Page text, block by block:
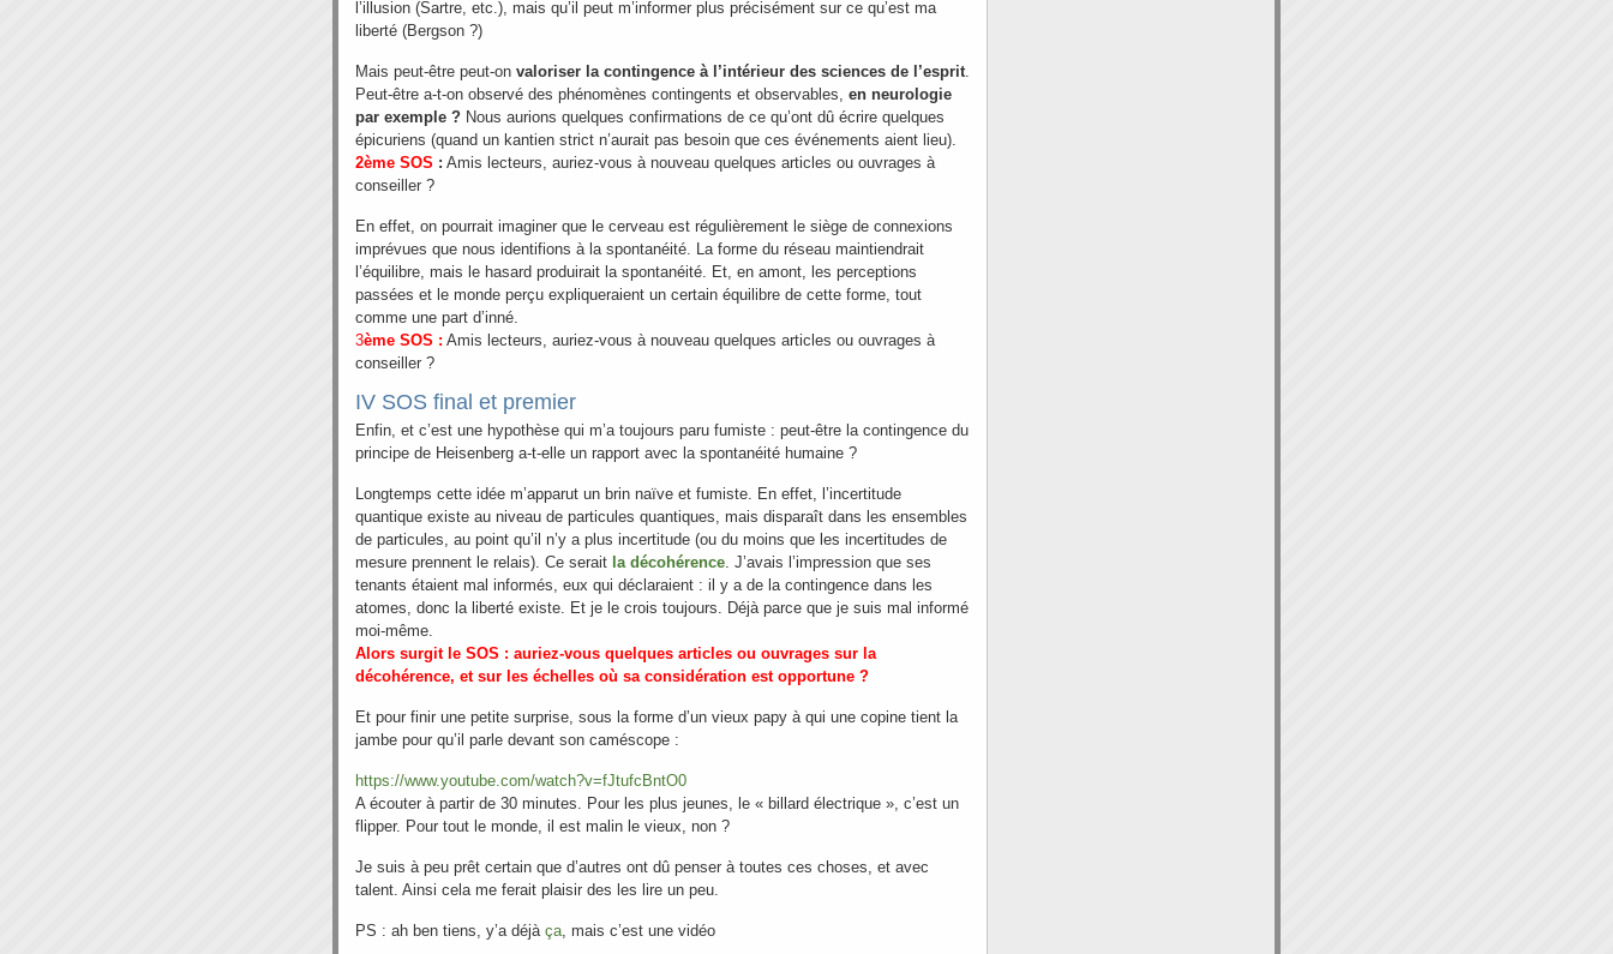
l’illusion (Sartre, etc.), mais qu’il peut m’informer plus précisément sur ce qu’est ma
liberté (Bergson ?)
Mais peut-être peut-on valoriser la contingence à l’intérieur des sciences de l’esprit.
Peut-être a-t-on observé des phénomènes contingents et observables, en neurologie
par exemple ? Nous aurions quelques confirmations de ce qu’ont dû écrire quelques
épicuriens (quand un kantien strict n’aurait pas besoin que ces événements aient lieu).
2ème SOS : Amis lecteurs, auriez-vous à nouveau quelques articles ou ouvrages à
conseiller ?
En effet, on pourrait imaginer que le cerveau est régulièrement le siège de connexions
imprévues que nous identifions à la spontanéité. La forme du réseau maintiendrait
l’équilibre, mais le hasard produirait la spontanéité. Et, en amont, les perceptions
passées et le monde perçu expliqueraient un certain équilibre de cette forme, tout
comme une part d’inné.
3ème SOS : Amis lecteurs, auriez-vous à nouveau quelques articles ou ouvrages à
conseiller ?
IV SOS final et premier
Enfin, et c’est une hypothèse qui m’a toujours paru fumiste : peut-être la contingence du
principe de Heisenberg a-t-elle un rapport avec la spontanéité humaine ?
Longtemps cette idée m’apparut un brin naïve et fumiste. En effet, l’incertitude
quantique existe au niveau de particules quantiques, mais disparaît dans les ensembles
de particules, au point qu’il n’y a plus incertitude (ou du moins que les incertitudes de
mesure prennent le relais). Ce serait la décohérence. J’avais l’impression que ses
tenants étaient mal informés, eux qui déclaraient : il y a de la contingence dans les
atomes, donc la liberté existe. Et je le crois toujours. Déjà parce que je suis mal informé
moi-même.
Alors surgit le SOS : auriez-vous quelques articles ou ouvrages sur la
décohérence, et sur les échelles où sa considération est opportune ?
Et pour finir une petite surprise, sous la forme d’un vieux papy à qui une copine tient la
jambe pour qu’il parle devant son caméscope :
https://www.youtube.com/watch?v=fJtufcBntO0
A écouter à partir de 30 minutes. Pour les plus jeunes, le « billard électrique », c’est un
flipper. Pour tout le monde, il est malin le vieux, non ?
Je suis à peu prêt certain que d’autres ont dû penser à toutes ces choses, et avec
talent. Ainsi cela me ferait plaisir des les lire un peu.
PS : ah ben tiens, y’a déjà ça, mais c’est une vidéo